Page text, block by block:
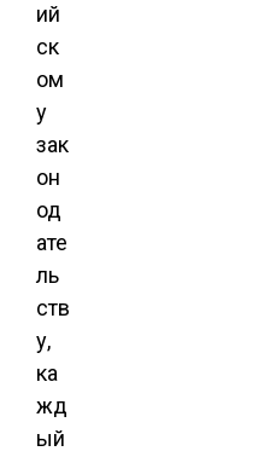
ий
ск
ом
у
зак
он
од
ате
ль
ств
у,
ка
жд
ый